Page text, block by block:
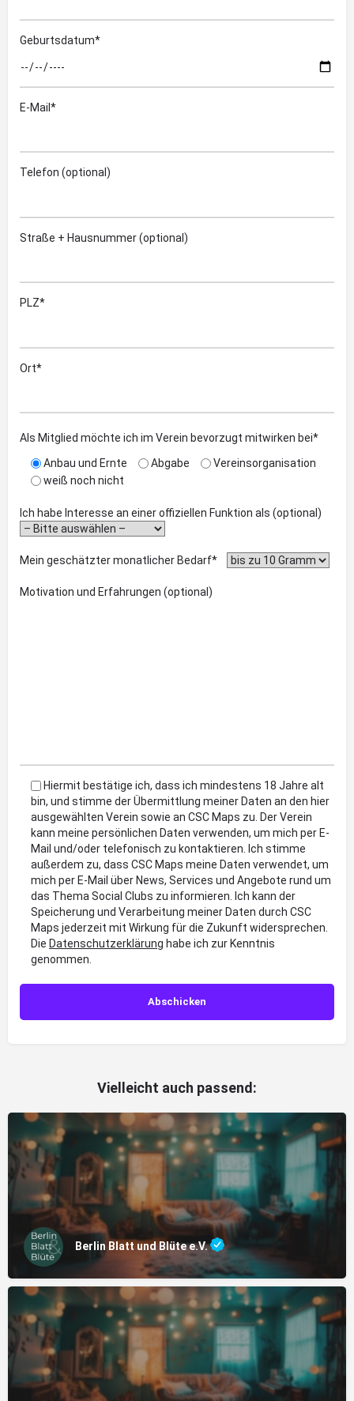
Geburtsdatum*
E-Mail*
Telefon (optional)
Straße + Hausnummer (optional)
PLZ*
Ort*
Als Mitglied möchte ich im Verein bevorzugt mitwirken bei*
Anbau und Ernte
Abgabe
Vereinsorganisation
weiß noch nicht
Ich habe Interesse an einer offiziellen Funktion als (optional)
Mein geschätzter monatlicher Bedarf*
Motivation und Erfahrungen (optional)
Hiermit bestätige ich, dass ich mindestens 18 Jahre alt
bin, und stimme der Übermittlung meiner Daten an den hier
ausgewählten Verein sowie an CSC Maps zu. Der Verein
kann meine persönlichen Daten verwenden, um mich per E-
Mail und/oder telefonisch zu kontaktieren. Ich stimme
außerdem zu, dass CSC Maps meine Daten verwendet, um
mich per E-Mail über News, Services und Angebote rund um
das Thema Social Clubs zu informieren. Ich kann der
Speicherung und Verarbeitung meiner Daten durch CSC
Maps jederzeit mit Wirkung für die Zukunft widersprechen.
Die Datenschutzerklärung habe ich zur Kenntnis
genommen.
Vielleicht auch passend:
Berlin Blatt und Blüte e.V.